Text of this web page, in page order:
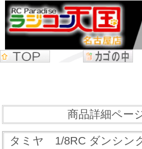
商品詳細ペー
タミヤ 1/8RC ダンシン